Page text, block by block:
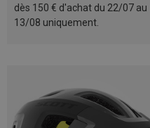
dès 150 € d'achat du 22/07 au
13/08 uniquement.